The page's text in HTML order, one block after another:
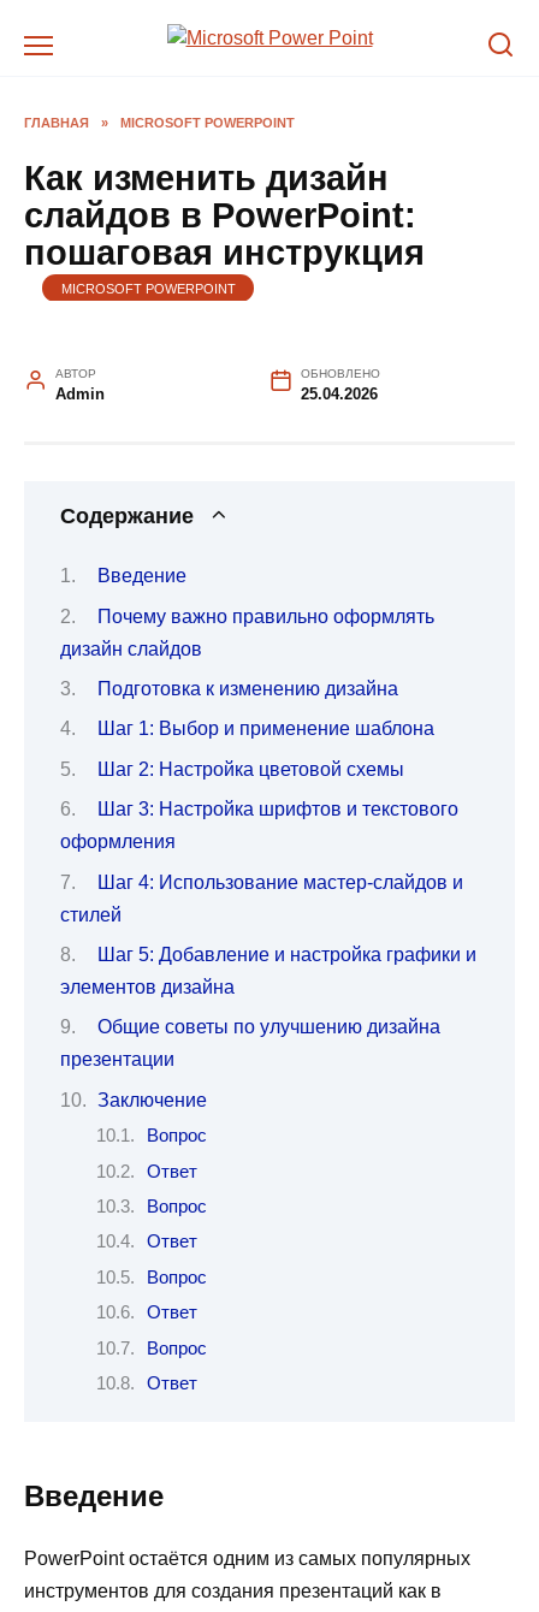
ГЛАВНАЯ » MICROSOFT POWERPOINT
Как изменить дизайн
слайдов в PowerPoint:
пошаговая инструкция
MICROSOFT POWERPOINT
АВТОР
Admin
ОБНОВЛЕНО
25.04.2026
Содержание
Введение
Почему важно правильно оформлять
дизайн слайдов
Подготовка к изменению дизайна
Шаг 1: Выбор и применение шаблона
Шаг 2: Настройка цветовой схемы
Шаг 3: Настройка шрифтов и текстового
оформления
Шаг 4: Использование мастер-слайдов и
стилей
Шаг 5: Добавление и настройка графики и
элементов дизайна
Общие советы по улучшению дизайна
презентации
Заключение
Вопрос
Ответ
Вопрос
Ответ
Вопрос
Ответ
Вопрос
Ответ
Введение
PowerPoint остаётся одним из самых популярных
инструментов для создания презентаций как в